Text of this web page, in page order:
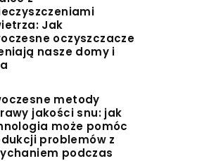
Jak
oczyszczacze
nasze domy i
metody
jakości snu: jak
może pomóc
problemów z
podczas